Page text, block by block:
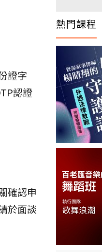
證字
認證
確認申
於面談
熱門課程